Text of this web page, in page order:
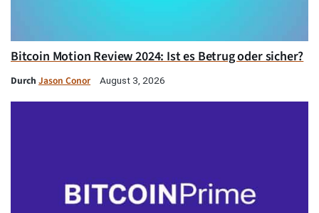
Bitcoin Motion Review 2024: Ist es Betrug oder sicher?
Durch Jason Conor August 3, 2026